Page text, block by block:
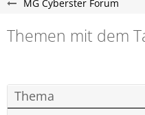
MG Cyberster Forum
Themen mit dem
Thema